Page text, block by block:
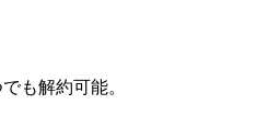
も解約可能。